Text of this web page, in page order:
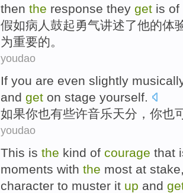
then the response they get is of
假如病人 鼓起勇气讲述了他的体
为重要的。
youdao
If you are even slightly
and get on stage yourself.
如果你也有些许音乐天分，你也
youdao
This is the kind of courage that
moments with the most at stake
character to muster it up and